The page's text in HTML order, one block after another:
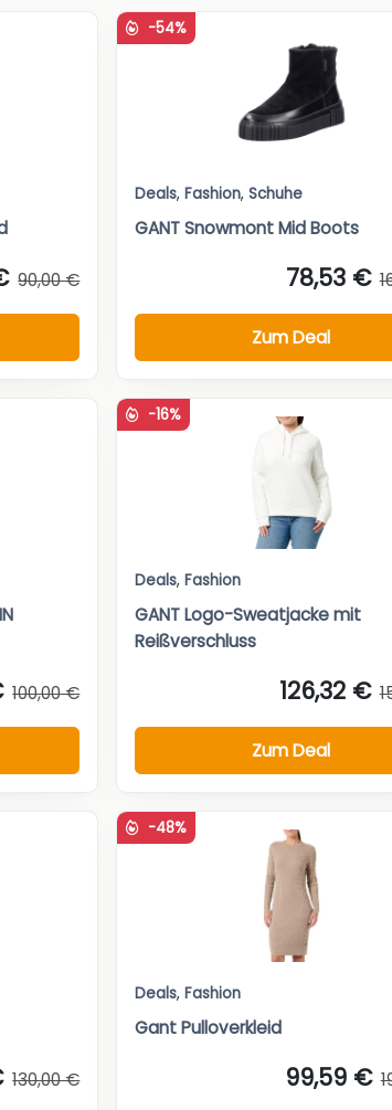
90,00 €
-54%
Deals,Fashion,Schuhe
GANT Snowmont Mid Boots
78,53 €
Zum Deal
100,00 €
-16%
Deals,Fashion
GANT Logo-Sweatjacke mit
Reißverschluss
126,32 €
Zum Deal
130,00 €
-48%
Deals,Fashion
Gant Pulloverkleid
99,59 €